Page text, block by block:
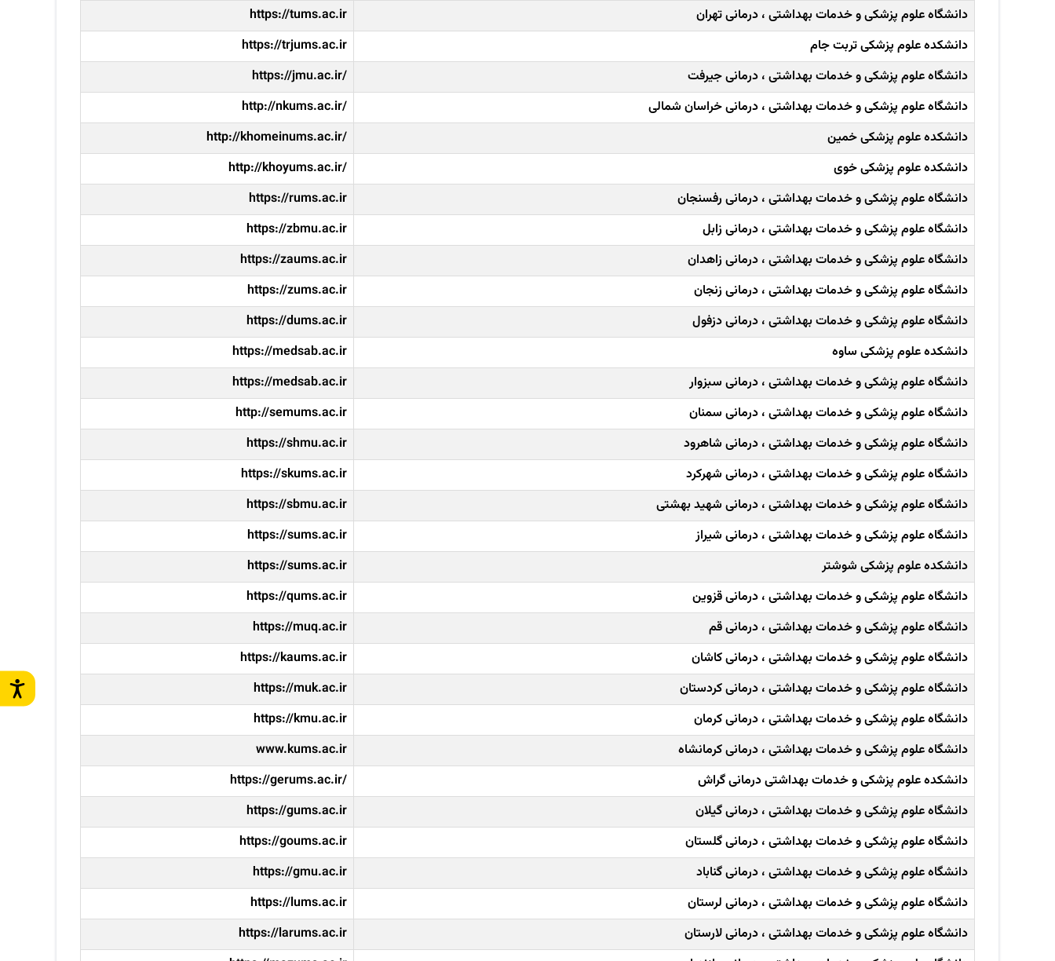
دانشگاه علوم پزشکی و خدمات بهداشتی ، درمانی تهران
https://tums.ac.ir
دانشکده علوم پزشکی تربت جام
https://trjums.ac.ir
دانشگاه علوم پزشکی و خدمات بهداشتی ، درمانی جیرفت
https://jmu.ac.ir/
دانشگاه علوم پزشکی و خدمات بهداشتی ، درمانی خراسان شمالی
http://nkums.ac.ir/
دانشکده علوم پزشکی خمین
http://khomeinums.ac.ir/
دانشکده علوم پزشکی خوی
http://khoyums.ac.ir/
دانشگاه علوم پزشکی و خدمات بهداشتی ، درمانی رفسنجان
https://rums.ac.ir
دانشگاه علوم پزشکی و خدمات بهداشتی ، درمانی زابل
https://zbmu.ac.ir
دانشگاه علوم پزشکی و خدمات بهداشتی ، درمانی زاهدان
https://zaums.ac.ir
دانشگاه علوم پزشکی و خدمات بهداشتی ، درمانی زنجان
https://zums.ac.ir
دانشگاه علوم پزشکی و خدمات بهداشتی ، درمانی دزفول
https://dums.ac.ir
دانشکده علوم پزشکی ساوه
https://medsab.ac.ir
دانشگاه علوم پزشکی و خدمات بهداشتی ، درمانی سبزوار
https://medsab.ac.ir
دانشگاه علوم پزشکی و خدمات بهداشتی ، درمانی سمنان
http://semums.ac.ir
دانشگاه علوم پزشکی و خدمات بهداشتی ، درمانی شاهرود
https://shmu.ac.ir
دانشگاه علوم پزشکی و خدمات بهداشتی ، درمانی شهرکرد
https://skums.ac.ir
دانشگاه علوم پزشکی و خدمات بهداشتی ، درمانی شهید بهشتی
https://sbmu.ac.ir
دانشگاه علوم پزشکی و خدمات بهداشتی ، درمانی شیراز
https://sums.ac.ir
دانشکده علوم پزشکی شوشتر
https://sums.ac.ir
دانشگاه علوم پزشکی و خدمات بهداشتی ، درمانی قزوین
https://qums.ac.ir
دانشگاه علوم پزشکی و خدمات بهداشتی ، درمانی قم
https://muq.ac.ir
دانشگاه علوم پزشکی و خدمات بهداشتی ، درمانی کاشان
https://kaums.ac.ir
دانشگاه علوم پزشکی و خدمات بهداشتی ، درمانی کردستان
https://muk.ac.ir
دانشگاه علوم پزشکی و خدمات بهداشتی ، درمانی کرمان
https://kmu.ac.ir
دانشگاه علوم پزشکی و خدمات بهداشتی ، درمانی کرمانشاه
www.kums.ac.ir
دانشکده علوم پزشکی و خدمات بهداشتی درمانی گراش
https://gerums.ac.ir/
دانشگاه علوم پزشکی و خدمات بهداشتی ، درمانی گیلان
https://gums.ac.ir
دانشگاه علوم پزشکی و خدمات بهداشتی ، درمانی گلستان
https://goums.ac.ir
دانشگاه علوم پزشکی و خدمات بهداشتی ، درمانی گناباد
https://gmu.ac.ir
دانشگاه علوم پزشکی و خدمات بهداشتی ، درمانی لرستان
https://lums.ac.ir
دانشگاه علوم پزشکی و خدمات بهداشتی ، درمانی لارستان
https://larums.ac.ir